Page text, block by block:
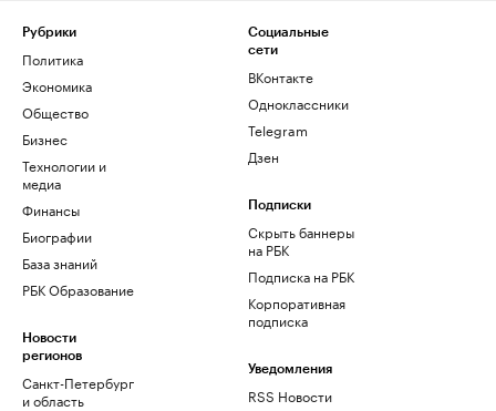
Рубрики
Политика
Экономика
Общество
Бизнес
Технологии и
медиа
Финансы
Биографии
База знаний
РБК Образование
Новости
регионов
Санкт-Петербург
и область
Социальные
сети
ВКонтакте
Одноклассники
Telegram
Дзен
Подписки
Скрыть баннеры
на РБК
Подписка на РБК
Корпоративная
подписка
Уведомления
RSS Новости